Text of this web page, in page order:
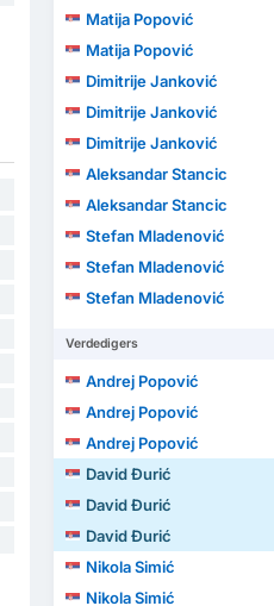
Matija Popović
Matija Popović
Dimitrije Janković
Dimitrije Janković
Dimitrije Janković
Aleksandar Stancic
Aleksandar Stancic
Stefan Mladenović
Stefan Mladenović
Stefan Mladenović
Verdedigers
Andrej Popović
Andrej Popović
Andrej Popović
David Đurić
David Đurić
David Đurić
Nikola Simić
Nikola Simić